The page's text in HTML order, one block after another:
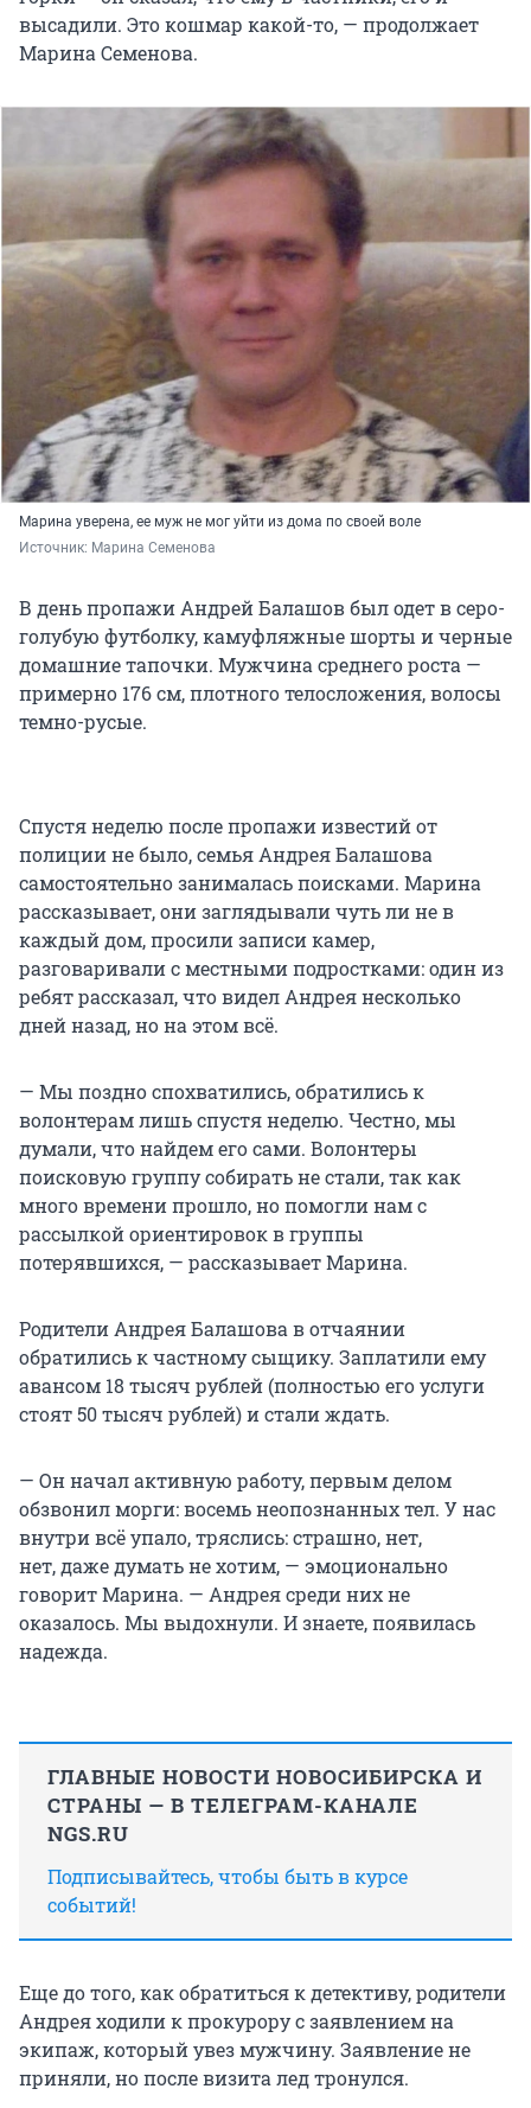
высадили. Это кошмар какой-то, — продолжает
Марина Семенова.
Марина уверена, ее муж не мог уйти из дома по своей воле
Источник: Марина Семенова
В день пропажи Андрей Балашов был одет в серо-
голубую футболку, камуфляжные шорты и черные
домашние тапочки. Мужчина среднего роста —
примерно 176 см, плотного телосложения, волосы
темно-русые.
Спустя неделю после пропажи известий от
полиции не было, семья Андрея Балашова
самостоятельно занималась поисками. Марина
рассказывает, они заглядывали чуть ли не в
каждый дом, просили записи камер,
разговаривали с местными подростками: один из
ребят рассказал, что видел Андрея несколько
дней назад, но на этом всё.
— Мы поздно спохватились, обратились к
волонтерам лишь спустя неделю. Честно, мы
думали, что найдем его сами. Волонтеры
поисковую группу собирать не стали, так как
много времени прошло, но помогли нам с
рассылкой ориентировок в группы
потерявшихся, — рассказывает Марина.
Родители Андрея Балашова в отчаянии
обратились к частному сыщику. Заплатили ему
авансом 18 тысяч рублей (полностью его услуги
стоят 50 тысяч рублей) и стали ждать.
— Он начал активную работу, первым делом
обзвонил морги: восемь неопознанных тел. У нас
внутри всё упало, тряслись: страшно, нет,
нет, даже думать не хотим, — эмоционально
говорит Марина. — Андрея среди них не
оказалось. Мы выдохнули. И знаете, появилась
надежда.
ГЛАВНЫЕ НОВОСТИ НОВОСИБИРСКА И
СТРАНЫ — В ТЕЛЕГРАМ-КАНАЛЕ
NGS.RU
Подписывайтесь, чтобы быть в курсе
событий!
Еще до того, как обратиться к детективу, родители
Андрея ходили к прокурору с заявлением на
экипаж, который увез мужчину. Заявление не
приняли, но после визита лед тронулся.